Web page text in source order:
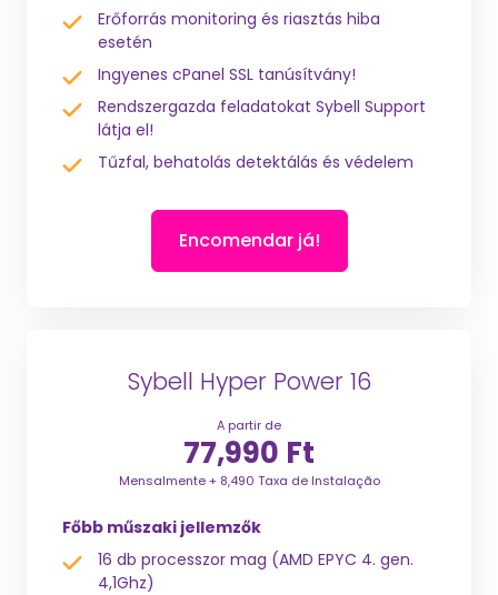
Erőforrás monitoring és riasztás hiba
esetén
Ingyenes cPanel SSL tanúsítvány!
Rendszergazda feladatokat Sybell Support
látja el!
Tűzfal, behatolás detektálás és védelem
Encomendar já!
Sybell Hyper Power 16
A partir de
77,990 Ft
Mensalmente + 8,490 Taxa de Instalação
Főbb műszaki jellemzők
16 db processzor mag (AMD EPYC 4. gen.
4,1Ghz)